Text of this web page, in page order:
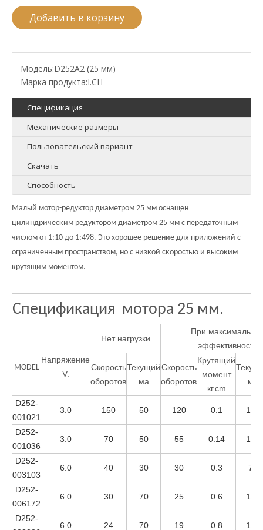
Добавить в корзину
Модель:D252A2 (25 мм)
Марка продукта:I.CH
Спецификация
Механические размеры
Пользовательский вариант
Скачать
Способность
Малый мотор-редуктор диаметром 25 мм оснащен
цилиндрическим редуктором диаметром 25 мм с передаточным
числом от 1:10 до 1:498. Это хорошее решение для приложений с
ограниченным пространством, но с низкой скоростью и высоким
крутящим моментом.
Спецификация мотора 25 мм.
MODEL
Напряжение
V.
Нет нагрузки
При
эффективности
Скорость
оборотов
Текущий
ма
Скорость
оборотов
Крутящий
момент
кг.cm
ма
D252-
001021
3.0 150 50 120 0.1 150
D252-
001036
3.0 70 50 55 0.14 100
D252-
003103
6.0 40 30 30 0.3 70
D252-
006172
6.0 30 70 25 0.6 180
D252-
6.0 24 70 19 0.8 180